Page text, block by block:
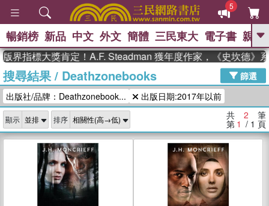
5
GO
熱搜： 東野圭吾 高希均教授回憶錄
、 The Odyssey 、 父親節 、 如果歷
史是一群喵 、 暑期推薦 、
獎 臺灣漫遊錄 、 方念華 、 台灣的李
登輝時代
數學女孩：黎曼猜想 、
偉大的迷走神經
暢銷榜 新品 中文 外文 簡體 三民東大 電子書 親子
界指標大獎肯定！A.F. Steadman 獲年度作家，《史坎德》
搜尋結果/ Deathzonebooks
篩選
出版社/品牌：Deathzonebook...
出版日期:2017年以前
顯示 排序 共 2 筆
第 1 / 1 頁